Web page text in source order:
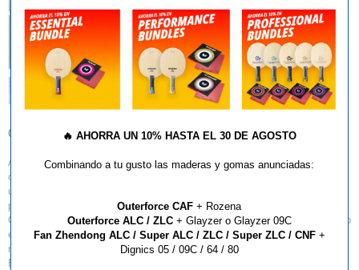
01.08.2013
A pesar de lo mucho que ha presionado Petr Korbel para poder asistir al
campus,
una convocatoria de última hora de su seleccionador nacional para
preparar los
Campeonatos de Europa por equipos, va a impedir que el campeón checo
esté de
nuevo con nosotros.
Butterfly, Zona TT y la organización del campus se han movilizado de
🔥 AHORRA UN 10% HASTA EL 30 DE AGOSTO
Combinando a tu gusto las maderas y gomas anunciadas:
Outerforce CAF + Rozena
Outerforce ALC / ZLC+ Glayzer o Glayzer 09C
Fan Zhendong ALC / Super ALC / ZLC / Super ZLC / CNF+
Dignics 05 / 09C / 64 / 80